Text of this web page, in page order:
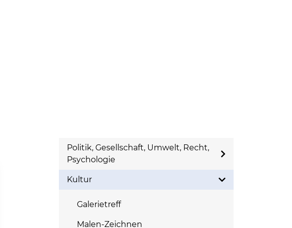
Politik, Gesellschaft, Umwelt, Recht,
Psychologie
Kultur
Galerietreff
Malen-Zeichnen